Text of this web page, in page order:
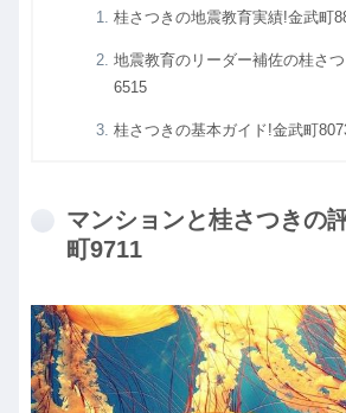
桂さつきの地震教育実績!金武町
地震教育のリーダー補佐の桂さ
6515
桂さつきの基本ガイド!金武町
マンションと桂さつきの
町9711